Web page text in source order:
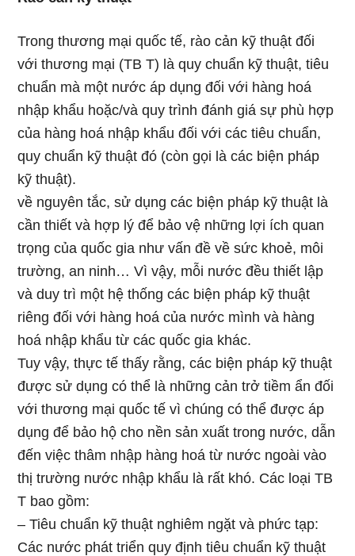
Trong thương mại quốc tế, rào cản kỹ thuật đối
với thương mại (TB T) là quy chuẩn kỹ thuật, tiêu
chuẩn mà một nước áp dụng đối với hàng hoá
nhập khẩu hoặc/và quy trình đánh giá sự phù hợp
của hàng hoá nhập khẩu đối với các tiêu chuẩn,
quy chuẩn kỹ thuật đó (còn gọi là các biện pháp
kỹ thuật).
về nguyên tắc, sử dụng các biện pháp kỹ thuật là
cần thiết và hợp lý để bảo vệ những lợi ích quan
trọng của quốc gia như vấn đề về sức khoẻ, môi
trường, an ninh… Vì vậy, mỗi nước đều thiết lập
và duy trì một hệ thống các biện pháp kỹ thuật
riêng đối với hàng hoá của nước mình và hàng
hoá nhập khẩu từ các quốc gia khác.
Tuy vậy, thực tế thấy rằng, các biện pháp kỹ thuật
được sử dụng có thể là những cản trở tiềm ẩn đối
với thương mại quốc tế vì chúng có thể được áp
dụng để bảo hộ cho nền sản xuất trong nước, dẫn
đến việc thâm nhập hàng hoá từ nước ngoài vào
thị trường nước nhập khẩu là rất khó. Các loại TB
T bao gồm:
– Tiêu chuẩn kỹ thuật nghiêm ngặt và phức tạp:
Các nước phát triển quy định tiêu chuẩn kỹ thuật